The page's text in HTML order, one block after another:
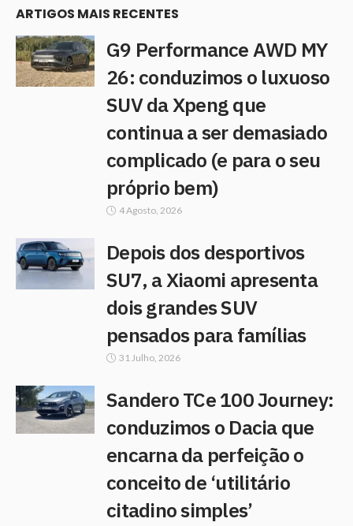
ARTIGOS MAIS RECENTES
G9 Performance AWD MY
26: conduzimos o luxuoso
SUV da Xpeng que
continua a ser demasiado
complicado (e para o seu
próprio bem)
4 Agosto, 2026
Depois dos desportivos
SU7, a Xiaomi apresenta
dois grandes SUV
pensados para famílias
31 Julho, 2026
Sandero TCe 100 Journey:
conduzimos o Dacia que
encarna da perfeição o
conceito de ‘utilitário
citadino simples’